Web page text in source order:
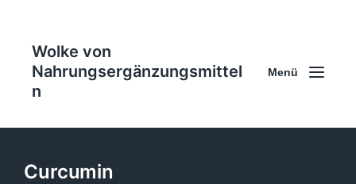
Wolke von
Nahrungsergänzungsmittel
n
Menü
Curcumin